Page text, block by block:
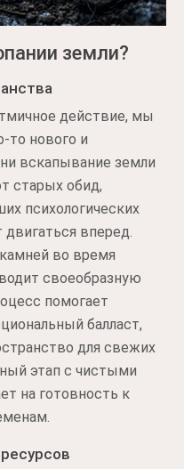
земли?
действие, мы
то нового и
вскапывание земли
старых обид,
психологических
вперед.
во время
своеобразную
помогает
балласт,
для свежих
этап с чистыми
на готовность к